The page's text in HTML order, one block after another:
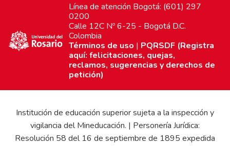
Línea de atención Bogotá: (601) 297
0200
Calle 12C Nº 6-25 - Bogotá D.C.
Colombia
Términos de uso | PQRSDF (Registra
aquí: felicitaciones, quejas,
reclamos, sugerencias y derechos de
petición)
Institución de educación superior sujeta a la inspección y
vigilancia del Mineducación. | Personería Jurídica:
Resolución 58 del 16 de septiembre de 1895 expedida